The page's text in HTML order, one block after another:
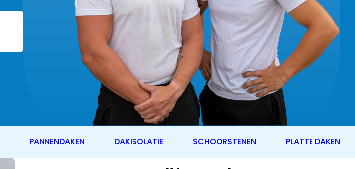
PANNENDAKEN DAKISOLATIE SCHOORSTENEN PLATTE DAKEN